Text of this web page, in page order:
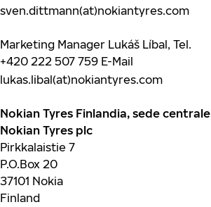
sven.dittmann(at)nokiantyres.com
Marketing Manager Lukáš Líbal, Tel.
+420 222 507 759 E-Mail
lukas.libal(at)nokiantyres.com
Nokian Tyres Finlandia, sede centrale
Nokian Tyres plc
Pirkkalaistie 7
P.O.Box 20
37101 Nokia
Finland